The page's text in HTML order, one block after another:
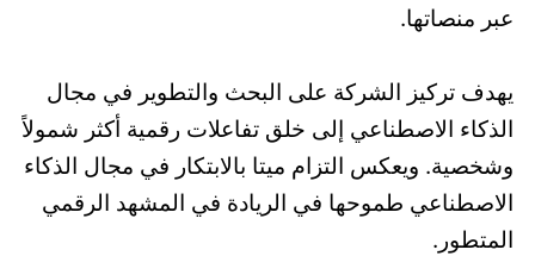
عبر منصاتها.
يهدف تركيز الشركة على البحث والتطوير في مجال
الذكاء الاصطناعي إلى خلق تفاعلات رقمية أكثر شمولاً
وشخصية. ويعكس التزام ميتا بالابتكار في مجال الذكاء
الاصطناعي طموحها في الريادة في المشهد الرقمي
المتطور.